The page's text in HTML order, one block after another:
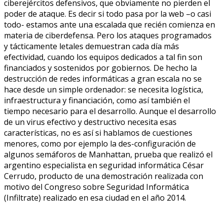
ciberejércitos defensivos, que obviamente no pierden el
poder de ataque. Es decir si todo pasa por la web –o casi
todo- estamos ante una escalada que recién comienza en
materia de ciberdefensa. Pero los ataques programados
y tácticamente letales demuestran cada día más
efectividad, cuando los equipos dedicados a tal fin son
financiados y sostenidos por gobiernos. De hecho la
destrucción de redes informáticas a gran escala no se
hace desde un simple ordenador: se necesita logística,
infraestructura y financiación, como así también el
tiempo necesario para el desarrollo. Aunque el desarrollo
de un virus efectivo y destructivo necesita esas
características, no es así si hablamos de cuestiones
menores, como por ejemplo la des-configuración de
algunos semáforos de Manhattan, prueba que realizó el
argentino especialista en seguridad informática César
Cerrudo, producto de una demostración realizada con
motivo del Congreso sobre Seguridad Informática
(Infiltrate) realizado en esa ciudad en el año 2014.